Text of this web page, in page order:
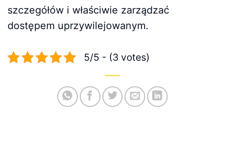
szczegółów i właściwie zarządzać
dostępem uprzywilejowanym.
5/5 - (3 votes)